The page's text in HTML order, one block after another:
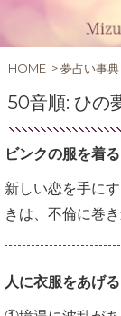
HOME 夢占い事典
50音順: ひの
ビンクの服を着る
新しい恋を手に
きは、不倫に巻
人に衣服をあげる